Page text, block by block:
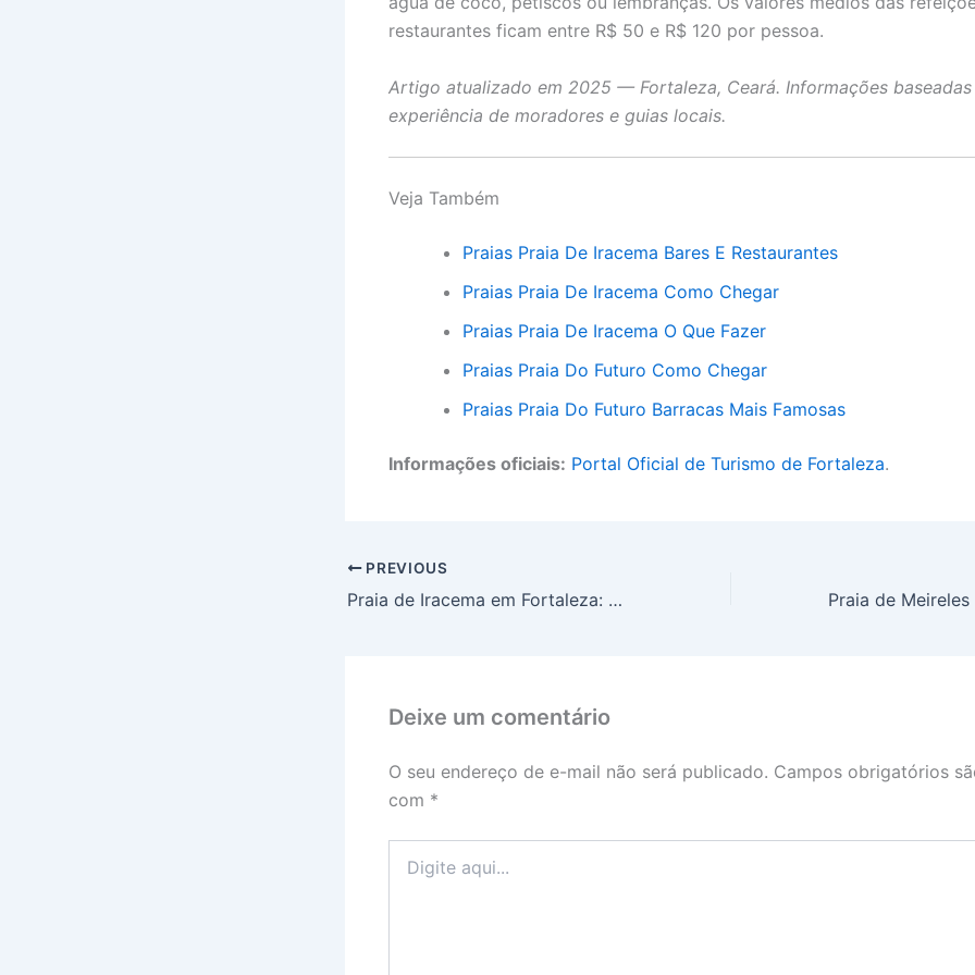
restaurantes ficam entre R$ 50 e R$ 120 por pessoa.
Artigo atualizado em 2025 — Fortaleza, Ceará. Informações baseadas
experiência de moradores e guias locais.
Veja Também
Praias Praia De Iracema Bares E Restaurantes
Praias Praia De Iracema Como Chegar
Praias Praia De Iracema O Que Fazer
Praias Praia Do Futuro Como Chegar
Praias Praia Do Futuro Barracas Mais Famosas
Informações oficiais: Portal Oficial de Turismo de Fortaleza.
PREVIOUS
Praia de Iracema em Fortaleza: O Que Fazer
Deixe um comentário
O seu endereço de e-mail não será publicado. Campos obrigatórios
com *
aqui...